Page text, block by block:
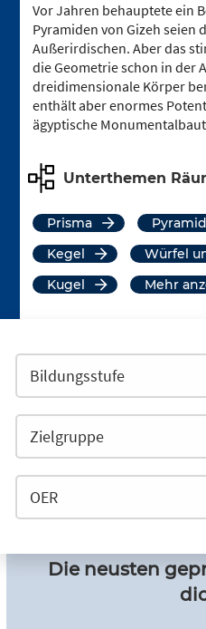
Vor Jahren behauptete ein
Pyramiden von Gizeh seien
Außerirdischen. Aber das
die Geometrie schon in der
dreidimensionale Körper
enthält aber enormes
ägyptische
Unterthemen
Prisma
Kegel
Würfel
Kugel
mehr
Die neusten